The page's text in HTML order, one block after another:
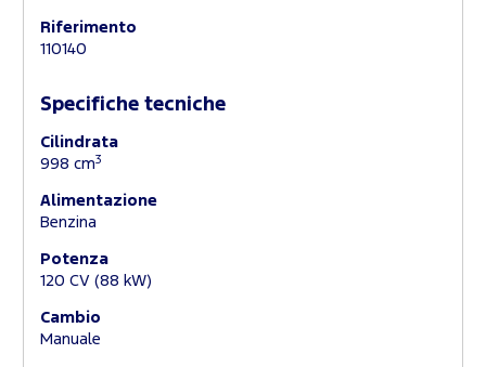
Riferimento
110140
Specifiche tecniche
Cilindrata
998 cm3
Alimentazione
Benzina
Potenza
120 CV (88 kW)
Cambio
Manuale